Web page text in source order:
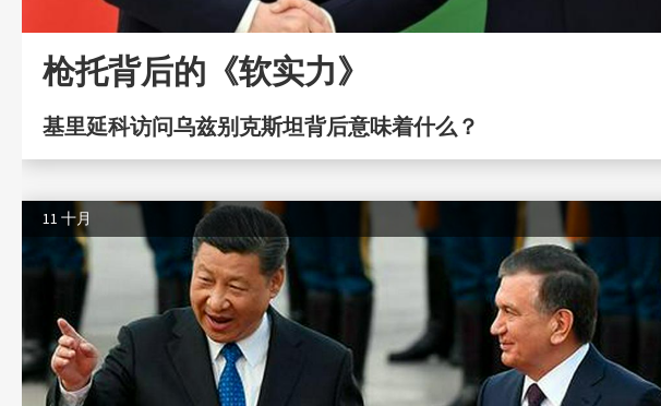
枪托背后的《软实力》
基里延科访问乌兹别克斯坦背后意味着什么？
11 十月